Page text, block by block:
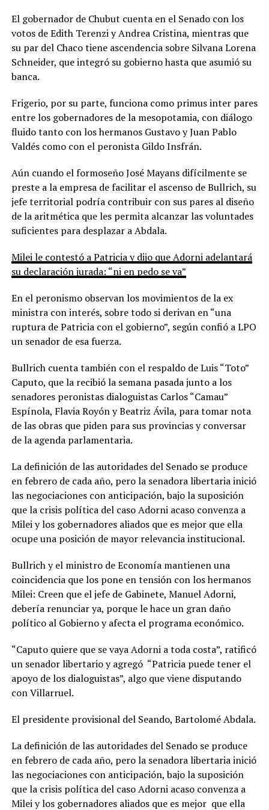
El gobernador de Chubut cuenta en el Senado con los
votos de Edith Terenzi y Andrea Cristina, mientras que
su par del Chaco tiene ascendencia sobre Silvana Lorena
Schneider, que integró su gobierno hasta que asumió su
banca.
Frigerio, por su parte, funciona como primus inter pares
entre los gobernadores de la mesopotamia, con diálogo
fluido tanto con los hermanos Gustavo y Juan Pablo
Valdés como con el peronista Gildo Insfrán.
Aún cuando el formoseño José Mayans difícilmente se
preste a la empresa de facilitar el ascenso de Bullrich, su
jefe territorial podría contribuir con sus pares al diseño
de la aritmética que les permita alcanzar las voluntades
suficientes para desplazar a Abdala.
Milei le contestó a Patricia y dijo que Adorni adelantará
su declaración jurada: “ni en pedo se va”
En el peronismo observan los movimientos de la ex
ministra con interés, sobre todo si derivan en “una
ruptura de Patricia con el gobierno”, según confió a LPO
un senador de esa fuerza.
Bullrich cuenta también con el respaldo de Luis “Toto”
Caputo, que la recibió la semana pasada junto a los
senadores peronistas dialoguistas Carlos “Camau”
Espínola, Flavia Royón y Beatriz Ávila, para tomar nota
de las obras que piden para sus provincias y conversar
de la agenda parlamentaria.
La definición de las autoridades del Senado se produce
en febrero de cada año, pero la senadora libertaria inició
las negociaciones con anticipación, bajo la suposición
que la crisis política del caso Adorni acaso convenza a
Milei y los gobernadores aliados que es mejor que ella
ocupe una posición de mayor relevancia institucional.
Bullrich y el ministro de Economía mantienen una
coincidencia que los pone en tensión con los hermanos
Milei: Creen que el jefe de Gabinete, Manuel Adorni,
debería renunciar ya, porque le hace un gran daño
político al Gobierno y afecta el programa económico.
“Caputo quiere que se vaya Adorni a toda costa”, ratificó
un senador libertario y agregó “Patricia puede tener el
apoyo de los dialoguistas”, algo que viene disputando
con Villarruel.
El presidente provisional del Seando, Bartolomé Abdala.
La definición de las autoridades del Senado se produce
en febrero de cada año, pero la senadora libertaria inició
las negociaciones con anticipación, bajo la suposición
que la crisis política del caso Adorni acaso convenza a
Milei y los gobernadores aliados que es mejor que ella